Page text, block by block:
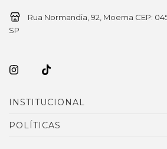
Rua Normandia, 92, Moema CEP:
SP
INSTITUCIONAL
POLÍTICAS